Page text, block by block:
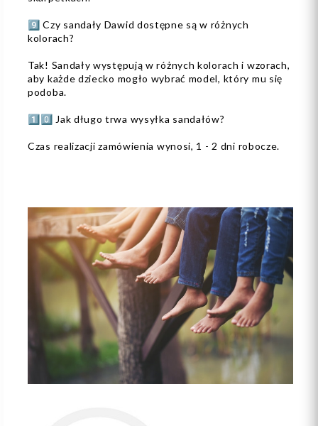
9️⃣ Czy sandały Dawid dostępne są w różnych
kolorach?
Tak! Sandały występują w różnych kolorach i wzorach,
aby każde dziecko mogło wybrać model, który mu się
podoba.
1️⃣0️⃣ Jak długo trwa wysyłka sandałów?
Czas realizacji zamówienia wynosi, 1 - 2 dni robocze.